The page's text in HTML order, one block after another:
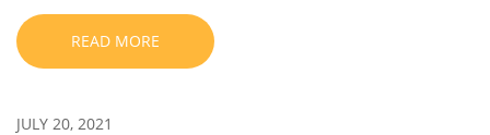
READ MORE
JULY 20, 2021